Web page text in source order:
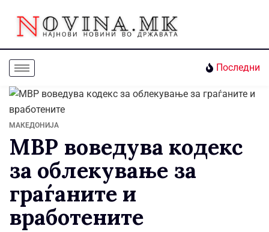
Последни
МАКЕДОНИЈА
МВР воведува кодекс
за облекување за
граѓаните и
вработените